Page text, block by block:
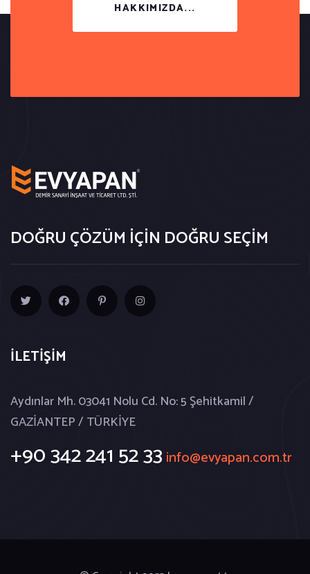
HAKKIMIZDA...
DOĞRU ÇÖZÜM İÇİN DOĞRU SEÇİM
İLETİŞİM
Aydınlar Mh. 03041 Nolu Cd. No: 5 Şehitkamil /
GAZİANTEP / TÜRKİYE
+90 342 241 52 33 info@evyapan.com.tr